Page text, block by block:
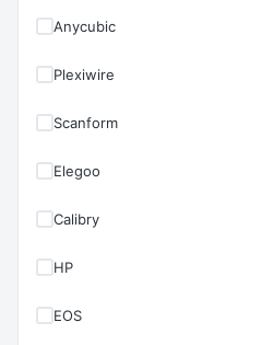
Anycubic
Plexiwire
Scanform
Elegoo
Calibry
HP
EOS